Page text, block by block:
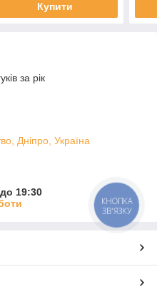
Купити
за рік
Дніпро, Україна
19:30
КНОПКА
ЗВ'ЯЗКУ